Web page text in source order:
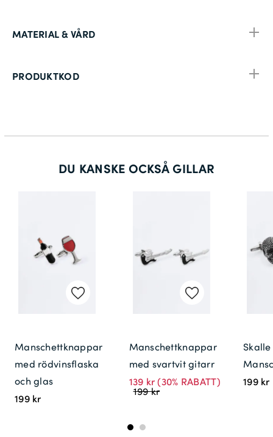
MATERIAL & VÅRD
PRODUKTKOD
DU KANSKE OCKSÅ GILLAR
Manschettknappar
med rödvinsflaska
och glas
199 kr
Manschettknappar
med svartvit gitarr
139 kr(30% RABATT)
199 kr
Skalle
199 kr